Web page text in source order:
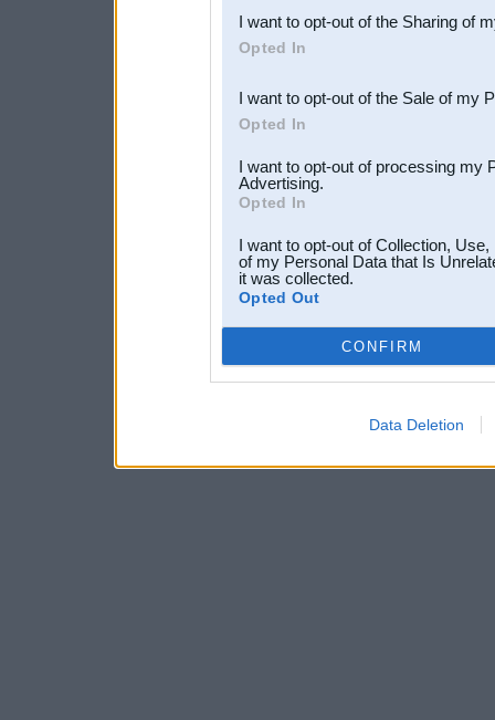
Downstream Participants
third parties.
I want to opt-out of the Sharing of
Opted In
I want to opt-out of the Sale of my
Opted In
I want to opt-out of processing my
Advertising.
Opted In
I want to opt-out of Collection,
of my Personal Data that Is
it was collected.
Opted Out
CONFIRM
Data Deletion